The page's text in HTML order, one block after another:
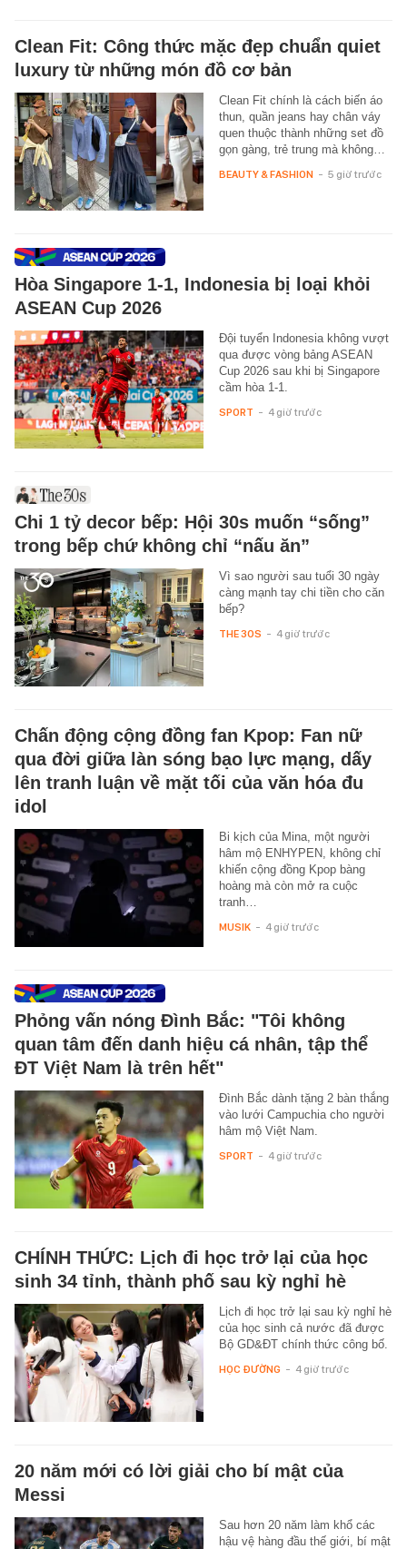
Clean Fit: Công thức mặc đẹp chuẩn quiet
luxury từ những món đồ cơ bản
Clean Fit chính là cách biến áo
thun, quần jeans hay chân váy
quen thuộc thành những set đồ
gọn gàng, trẻ trung mà không…
BEAUTY & FASHION - 5 giờ trước
Hòa Singapore 1-1, Indonesia bị loại khỏi
ASEAN Cup 2026
Đội tuyển Indonesia không vượt
qua được vòng bảng ASEAN
Cup 2026 sau khi bị Singapore
cầm hòa 1-1.
SPORT - 4 giờ trước
Chi 1 tỷ decor bếp: Hội 30s muốn “sống”
trong bếp chứ không chỉ “nấu ăn”
Vì sao người sau tuổi 30 ngày
càng mạnh tay chi tiền cho căn
bếp?
THE 30S - 4 giờ trước
Chấn động cộng đồng fan Kpop: Fan nữ
qua đời giữa làn sóng bạo lực mạng, dấy
lên tranh luận về mặt tối của văn hóa đu
idol
Bi kịch của Mina, một người
hâm mộ ENHYPEN, không chỉ
khiến cộng đồng Kpop bàng
hoàng mà còn mở ra cuộc
tranh…
MUSIK - 4 giờ trước
Phỏng vấn nóng Đình Bắc: "Tôi không
quan tâm đến danh hiệu cá nhân, tập thể
ĐT Việt Nam là trên hết"
Đình Bắc dành tặng 2 bàn thắng
vào lưới Campuchia cho người
hâm mộ Việt Nam.
SPORT - 4 giờ trước
CHÍNH THỨC: Lịch đi học trở lại của học
sinh 34 tỉnh, thành phố sau kỳ nghỉ hè
Lịch đi học trở lại sau kỳ nghỉ hè
của học sinh cả nước đã được
Bộ GD&ĐT chính thức công bố.
HỌC ĐƯỜNG - 4 giờ trước
20 năm mới có lời giải cho bí mật của
Messi
Sau hơn 20 năm làm khổ các
hậu vệ hàng đầu thế giới, bí mật